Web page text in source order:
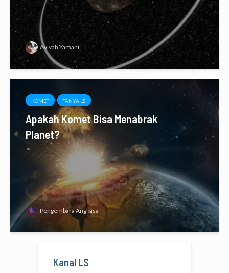
Avivah Yamani
KOMET TANYA LS
Apakah Komet Bisa Menabrak
Planet?
Pengembara Angkasa
Kanal LS